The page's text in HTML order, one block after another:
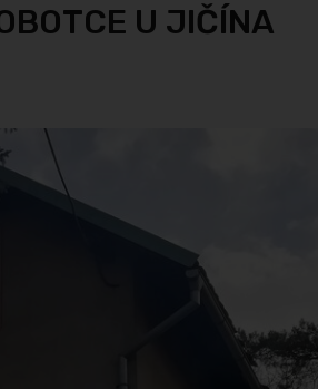
U JIČÍNA